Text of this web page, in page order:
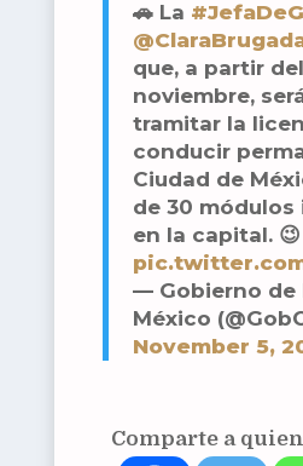
🚗 La
que, a partir
noviembre,
tramitar la
conducir
Ciudad de
de 30
en la capital. 😉
— Gobierno de
México
November 5,
Comparte a